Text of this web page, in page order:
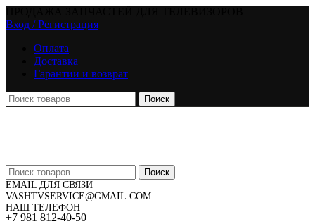
Вход / Регистрация
Оплата
Доставка
Гарантии и возврат
Поиск
Поиск
EMAIL ДЛЯ СВЯЗИ
VASHTVSERVICE@GMAIL.COM
НАШ ТЕЛЕФОН
+7 981 812-40-50